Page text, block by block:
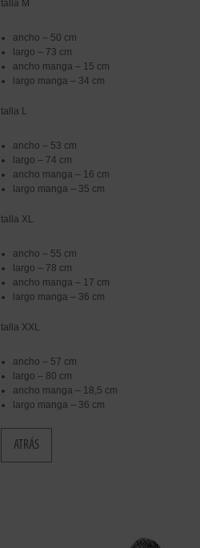
talla M
ancho – 50 cm
largo – 73 cm
ancho manga – 15 cm
largo manga – 34 cm
talla L
ancho – 53 cm
largo – 74 cm
ancho manga – 16 cm
largo manga – 35 cm
talla XL
ancho – 55 cm
largo – 78 cm
ancho manga – 17 cm
largo manga – 36 cm
talla XXL
ancho – 57 cm
largo – 80 cm
ancho manga – 18,5 cm
largo manga – 36 cm
ATRÁS